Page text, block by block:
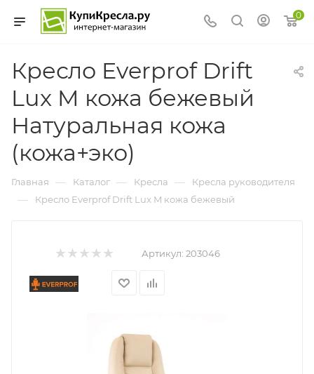
0
Кресло Everprof Drift
Lux M кожа бежевый
Натуральная кожа
(кожа+эко)
Главная — Каталог — Кресла — Кресла руководителя
— Кресло Everprof Drift Lux M кожа бежевый
Артикул: 203046